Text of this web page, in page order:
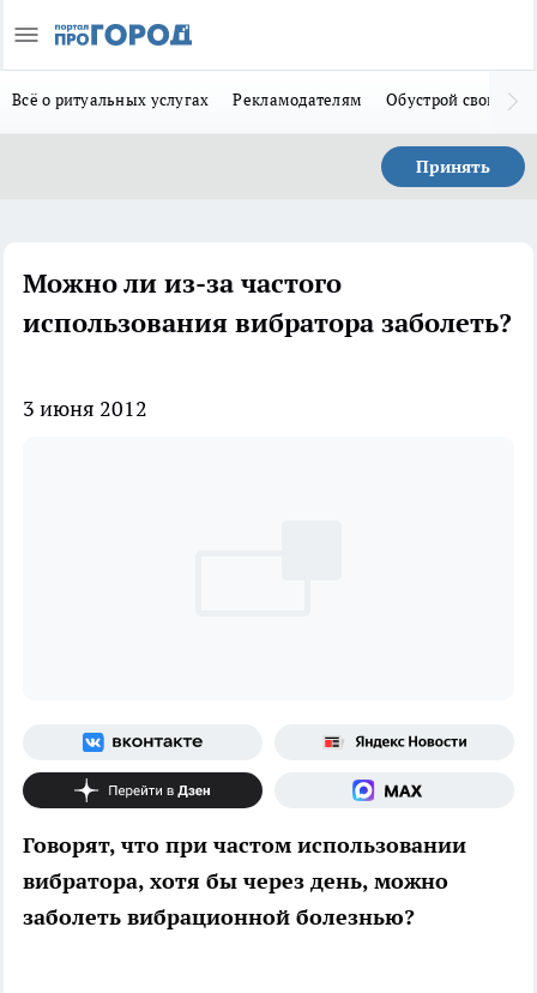
Всё о ритуальных услугах Рекламодателям Обустрой свой дом
Принять
Можно ли из-за частого
использования вибратора заболеть?
3 июня 2012
Говорят, что при частом использовании
вибратора, хотя бы через день, можно
заболеть вибрационной болезнью?